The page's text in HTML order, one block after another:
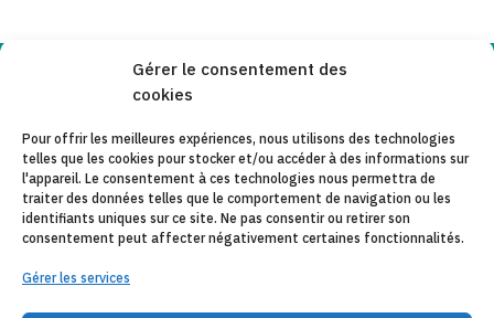
Gérer le consentement des
cookies
Pour offrir les meilleures expériences, nous utilisons des technologies
telles que les cookies pour stocker et/ou accéder à des informations sur
l'appareil. Le consentement à ces technologies nous permettra de
traiter des données telles que le comportement de navigation ou les
identifiants uniques sur ce site. Ne pas consentir ou retirer son
consentement peut affecter négativement certaines fonctionnalités.
Gérer les services
Copyleft 2025
AVIS JURIDIQUE
POLÍTIQUE DE CONFIDENTIALITÉ
CONTACT